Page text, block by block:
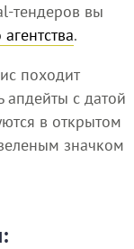
тендеров вы
.
походит
апдейты с датой
в открытом
значком